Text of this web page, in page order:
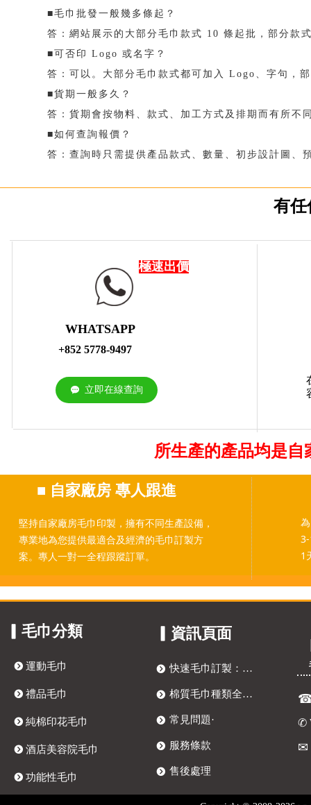
■毛巾批發一般幾多條起？
答：網站展示的大部分毛巾款式 10 條起批，部分款
■可否印 Logo 或名字？
答：可以。大部分毛巾款式都可加入 Logo、字句，
■貨期一般多久？
答：貨期會按物料、款式、加工方式及排期而有所
■如何查詢報價？
答：查詢時只需提供產品款式、數量、初步設計圖、
WHATSAPP
+852 5778-9497
끁 立即在線查詢
極速出價
所生產的產品均是
■ 自家廠房 專人跟進
1
堅持自家廠房毛巾印製，擁有不同生產設備，
專業地為您提供最適合及經濟的毛巾訂製方
案。專人一對一全程跟蹤訂單。
有任
✆
✉
뀹 運動毛巾
뀹 禮品毛巾
뀹 純棉印花毛巾
뀹 酒店美容院毛巾
뀹 功能性毛巾
▎毛巾分類
뀹 快速毛巾訂製：四步打造獨特客製化毛巾
뀹 棉質毛巾種類全解析：訂製毛巾、提花毛巾與抗菌毛巾選購指南
뀹 常見問題·
뀹 服務條款
뀹 售後處理
▎資訊頁面